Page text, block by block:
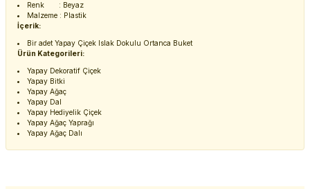
Renk : Beyaz
Malzeme : Plastik
İçerik:
Bir adet Yapay Çiçek Islak Dokulu Ortanca Buket
Ürün Kategorileri:
Yapay Dekoratif Çiçek
Yapay Bitki
Yapay Ağaç
Yapay Dal
Yapay Hediyelik Çiçek
Yapay Ağaç Yaprağı
Yapay Ağaç Dalı